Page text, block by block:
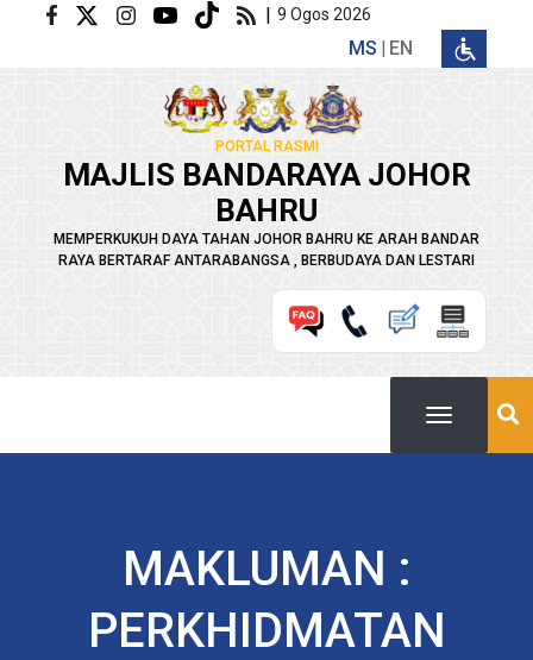
Langkau ke kandungan utama | 9 Ogos 2026
MS EN
PORTAL RASMI
MAJLIS BANDARAYA JOHOR
BAHRU
MEMPERKUKUH DAYA TAHAN JOHOR BAHRU KE ARAH BANDAR
RAYA BERTARAF ANTARABANGSA , BERBUDAYA DAN LESTARI
MAKLUMAN :
PERKHIDMATAN